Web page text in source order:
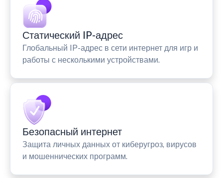
Статический IP-адрес
Глобальный IP-адрес в сети интернет для игр и
работы с несколькими устройствами.
Безопасный интернет
Защита личных данных от киберугроз, вирусов
и мошеннических программ.